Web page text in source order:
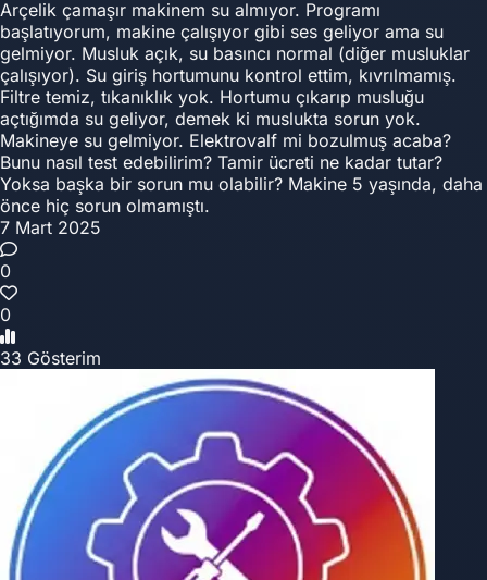
Arçelik çamaşır makinem su almıyor. Programı
başlatıyorum, makine çalışıyor gibi ses geliyor ama su
gelmiyor. Musluk açık, su basıncı normal (diğer musluklar
çalışıyor). Su giriş hortumunu kontrol ettim, kıvrılmamış.
Filtre temiz, tıkanıklık yok. Hortumu çıkarıp musluğu
açtığımda su geliyor, demek ki muslukta sorun yok.
Makineye su gelmiyor. Elektrovalf mi bozulmuş acaba?
Bunu nasıl test edebilirim? Tamir ücreti ne kadar tutar?
Yoksa başka bir sorun mu olabilir? Makine 5 yaşında, daha
önce hiç sorun olmamıştı.
7 Mart 2025
0
0
33 Gösterim